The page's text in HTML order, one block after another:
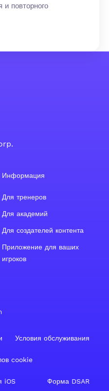
и повторного
Instagram
Информация
Для тренеров
Для академий
Для создателей контента
Приложение для ваших
игроков
Условия обслуживания
cookie
iOS Форма DSAR